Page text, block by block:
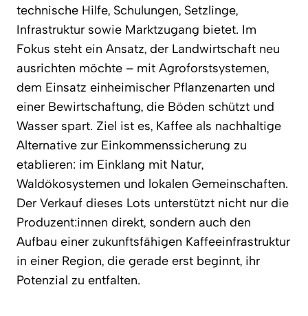
technische Hilfe, Schulungen, Setzlinge,
Infrastruktur sowie Marktzugang bietet. Im
Fokus steht ein Ansatz, der Landwirtschaft neu
ausrichten möchte – mit Agroforstsystemen,
dem Einsatz einheimischer Pflanzenarten und
einer Bewirtschaftung, die Böden schützt und
Wasser spart. Ziel ist es, Kaffee als nachhaltige
Alternative zur Einkommenssicherung zu
etablieren: im Einklang mit Natur,
Waldökosystemen und lokalen Gemeinschaften.
Der Verkauf dieses Lots unterstützt nicht nur die
Produzent:innen direkt, sondern auch den
Aufbau einer zukunftsfähigen Kaffeeinfrastruktur
in einer Region, die gerade erst beginnt, ihr
Potenzial zu entfalten.